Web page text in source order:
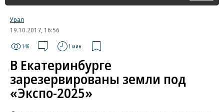
Урал
19.10.2017, 16:56
146 1 мин.
В Екатеринбурге
зарезервированы земли под
«Экспо-2025»